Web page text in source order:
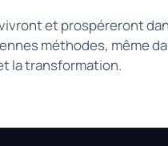
et prospéreront
méthodes, même
la transformation.